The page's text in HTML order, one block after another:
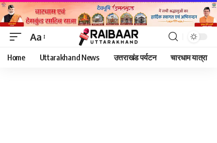
Font
Resizer
Aa
Home Uttarakhand News उत्तराखंड पर्यटन चारधाम यात्रा